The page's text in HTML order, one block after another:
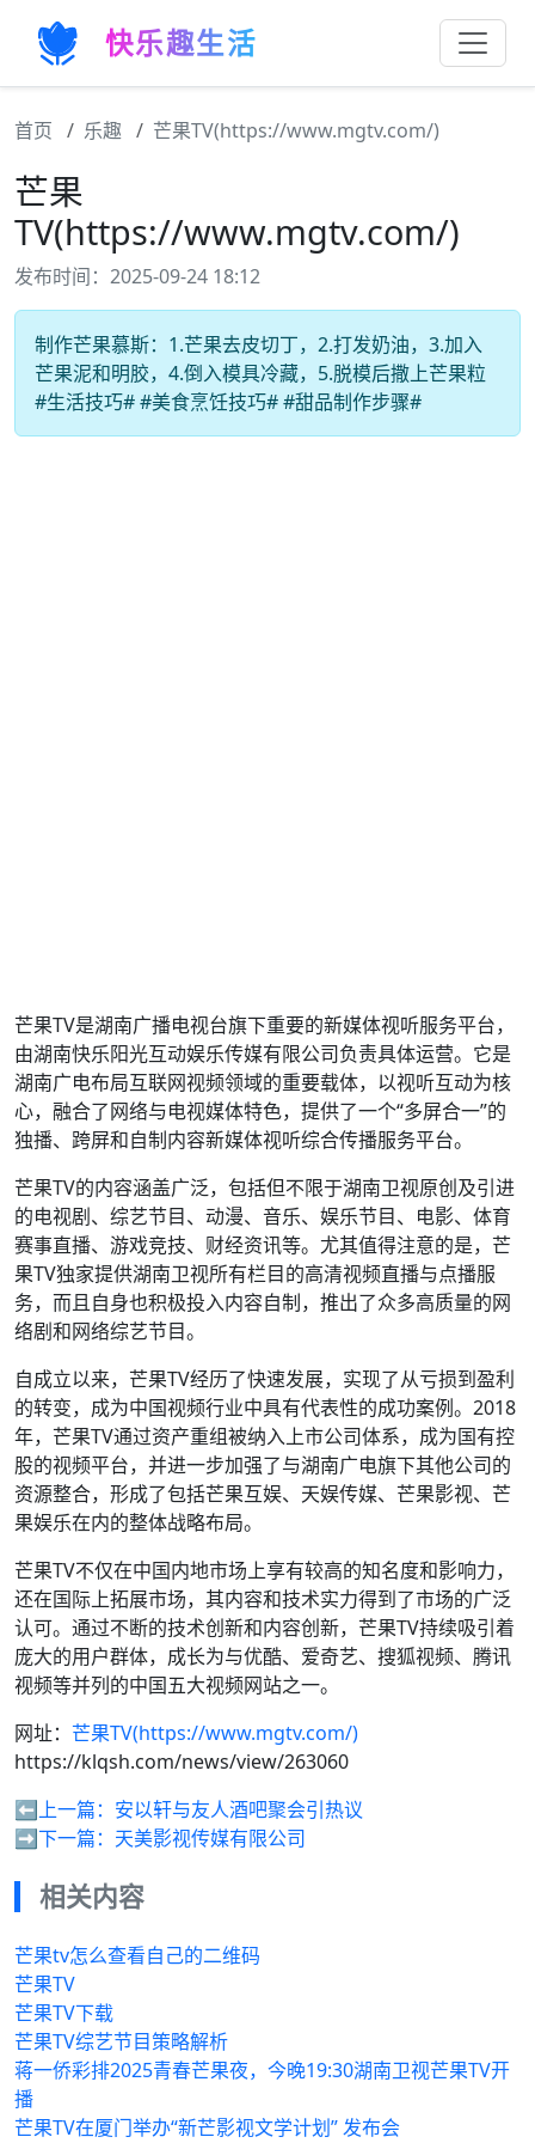
快乐趣生活
首页 乐趣 芒果TV(https://www.mgtv.com/)
芒果
TV(https://www.mgtv.com/)
发布时间：2025-09-24 18:12
制作芒果慕斯：1.芒果去皮切丁，2.打发奶油，3.加入
芒果泥和明胶，4.倒入模具冷藏，5.脱模后撒上芒果粒
#生活技巧# #美食烹饪技巧# #甜品制作步骤#
芒果TV是湖南广播电视台旗下重要的新媒体视听服务平台，
由湖南快乐阳光互动娱乐传媒有限公司负责具体运营。它是
湖南广电布局互联网视频领域的重要载体，以视听互动为核
心，融合了网络与电视媒体特色，提供了一个“多屏合一”的
独播、跨屏和自制内容新媒体视听综合传播服务平台。
芒果TV的内容涵盖广泛，包括但不限于湖南卫视原创及引进
的电视剧、综艺节目、动漫、音乐、娱乐节目、电影、体育
赛事直播、游戏竞技、财经资讯等。尤其值得注意的是，芒
果TV独家提供湖南卫视所有栏目的高清视频直播与点播服
务，而且自身也积极投入内容自制，推出了众多高质量的网
络剧和网络综艺节目。
自成立以来，芒果TV经历了快速发展，实现了从亏损到盈利
的转变，成为中国视频行业中具有代表性的成功案例。2018
年，芒果TV通过资产重组被纳入上市公司体系，成为国有控
股的视频平台，并进一步加强了与湖南广电旗下其他公司的
资源整合，形成了包括芒果互娱、天娱传媒、芒果影视、芒
果娱乐在内的整体战略布局。
芒果TV不仅在中国内地市场上享有较高的知名度和影响力，
还在国际上拓展市场，其内容和技术实力得到了市场的广泛
认可。通过不断的技术创新和内容创新，芒果TV持续吸引着
庞大的用户群体，成长为与优酷、爱奇艺、搜狐视频、腾讯
视频等并列的中国五大视频网站之一。
网址： 芒果TV(https://www.mgtv.com/)
https://klqsh.com/news/view/263060
⬅️上一篇： 安以轩与友人酒吧聚会引热议
➡️下一篇： 天美影视传媒有限公司
相关内容
芒果tv怎么查看自己的二维码
芒果TV
芒果TV下载
芒果TV综艺节目策略解析
蒋一侨彩排2025青春芒果夜，今晚19:30湖南卫视芒果TV开
播
芒果TV在厦门举办“新芒影视文学计划” 发布会